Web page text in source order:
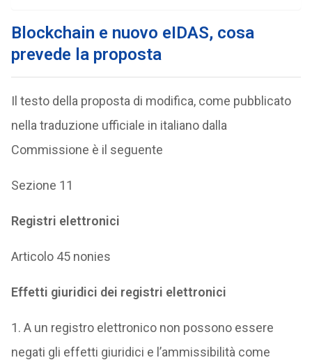
Blockchain e nuovo eIDAS, cosa
prevede la proposta
Il testo della proposta di modifica, come pubblicato
nella traduzione ufficiale in italiano dalla
Commissione è il seguente
Sezione 11
Registri elettronici
Articolo 45 nonies
Effetti giuridici dei registri elettronici
1. A un registro elettronico non possono essere
negati gli effetti giuridici e l’ammissibilità come